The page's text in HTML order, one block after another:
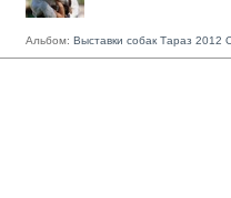
Альбом: Выставки собак Тараз 2012